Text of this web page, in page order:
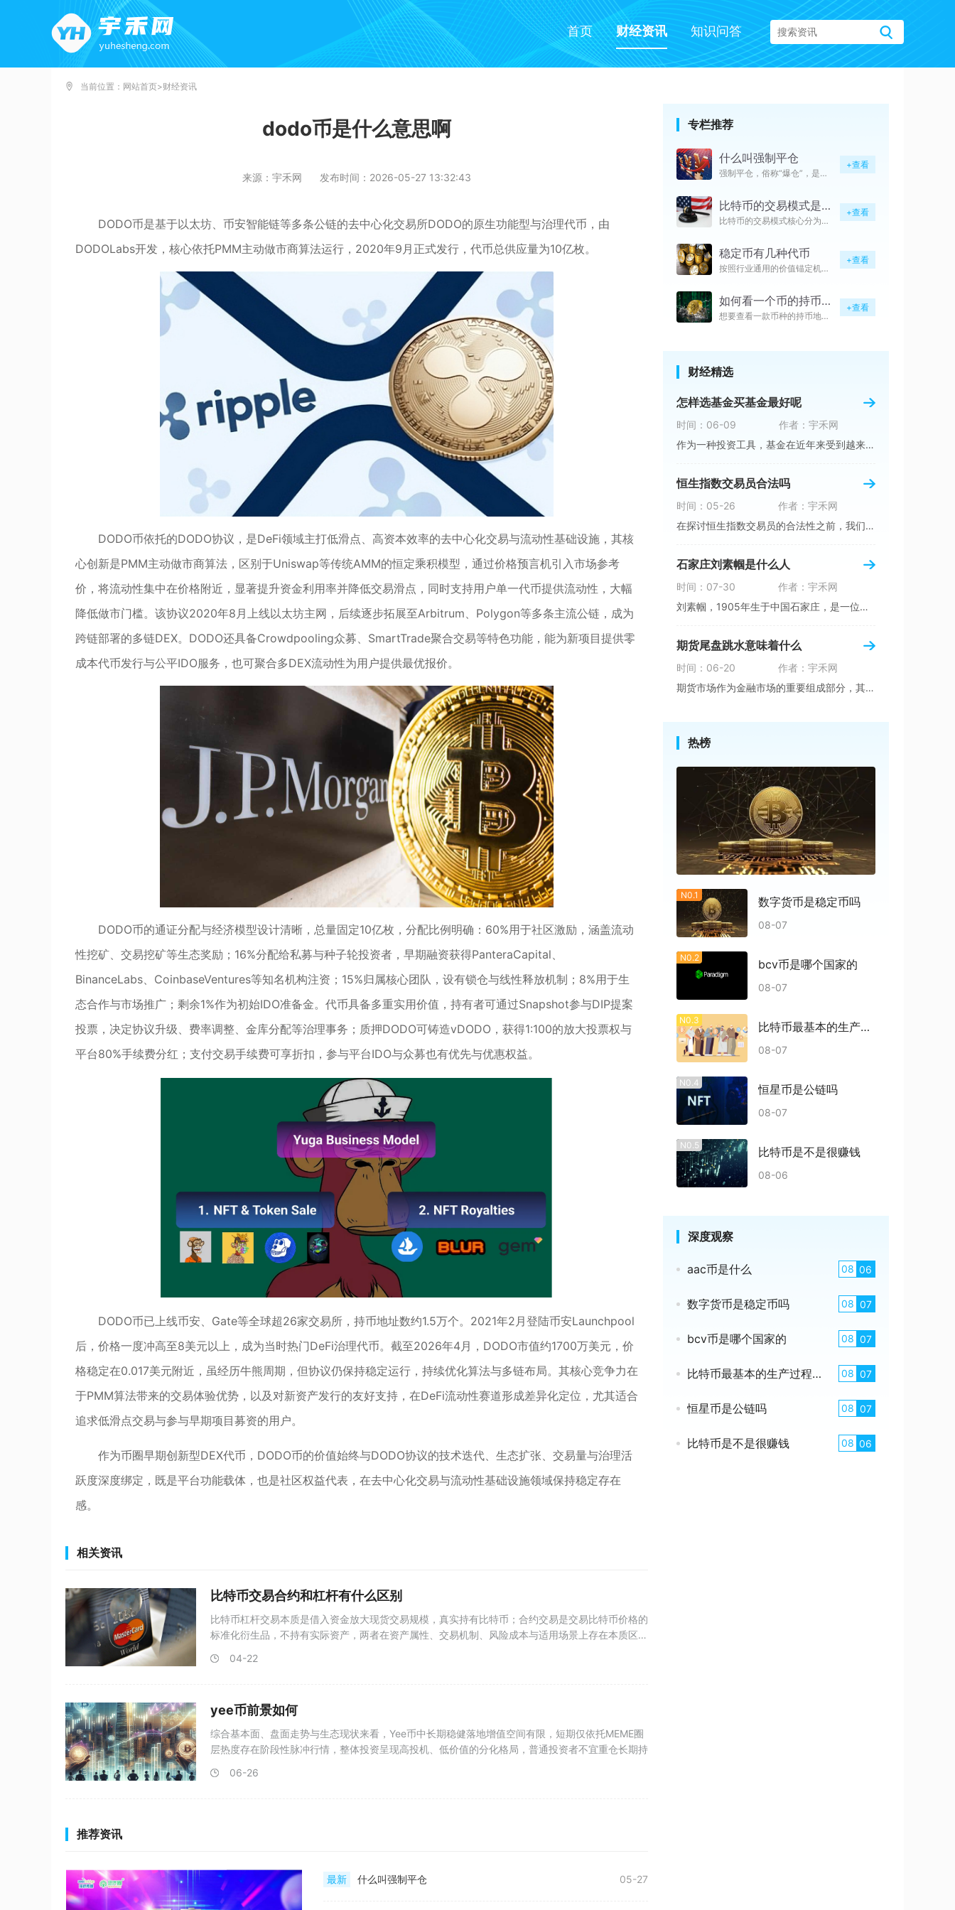
首页 财经资讯 知识问答
当前位置： 网站首页>财经资讯
dodo币是什么意思啊
来源：宇禾网 发布时间：2026-05-27 13:32:43
DODO币是基于以太坊、币安智能链等多条公链的去中心化交易所DODO的原生功能型与治理代币，由
DODOLabs开发，核心依托PMM主动做市商算法运行，2020年9月正式发行，代币总供应量为10亿枚。
DODO币依托的DODO协议，是DeFi领域主打低滑点、高资本效率的去中心化交易与流动性基础设施，其核
心创新是PMM主动做市商算法，区别于Uniswap等传统AMM的恒定乘积模型，通过价格预言机引入市场参考
价，将流动性集中在价格附近，显著提升资金利用率并降低交易滑点，同时支持用户单一代币提供流动性，大幅
降低做市门槛。该协议2020年8月上线以太坊主网，后续逐步拓展至Arbitrum、Polygon等多条主流公链，成为
跨链部署的多链DEX。DODO还具备Crowdpooling众募、SmartTrade聚合交易等特色功能，能为新项目提供零
成本代币发行与公平IDO服务，也可聚合多DEX流动性为用户提供最优报价。
DODO币的通证分配与经济模型设计清晰，总量固定10亿枚，分配比例明确：60%用于社区激励，涵盖流动
性挖矿、交易挖矿等生态奖励；16%分配给私募与种子轮投资者，早期融资获得PanteraCapital、
BinanceLabs、CoinbaseVentures等知名机构注资；15%归属核心团队，设有锁仓与线性释放机制；8%用于生
态合作与市场推广；剩余1%作为初始IDO准备金。代币具备多重实用价值，持有者可通过Snapshot参与DIP提案
投票，决定协议升级、费率调整、金库分配等治理事务；质押DODO可铸造vDODO，获得1:100的放大投票权与
平台80%手续费分红；支付交易手续费可享折扣，参与平台IDO与众募也有优先与优惠权益。
DODO币已上线币安、Gate等全球超26家交易所，持币地址数约1.5万个。2021年2月登陆币安Launchpool
后，价格一度冲高至8美元以上，成为当时热门DeFi治理代币。截至2026年4月，DODO市值约1700万美元，价
格稳定在0.017美元附近，虽经历牛熊周期，但协议仍保持稳定运行，持续优化算法与多链布局。其核心竞争力在
于PMM算法带来的交易体验优势，以及对新资产发行的友好支持，在DeFi流动性赛道形成差异化定位，尤其适合
追求低滑点交易与参与早期项目募资的用户。
作为币圈早期创新型DEX代币，DODO币的价值始终与DODO协议的技术迭代、生态扩张、交易量与治理活
跃度深度绑定，既是平台功能载体，也是社区权益代表，在去中心化交易与流动性基础设施领域保持稳定存在
感。
相关资讯
比特币交易合约和杠杆有什么区别
比特币杠杆交易本质是借入资金放大现货交易规模，真实持有比特币；合约交易是交易比特币价格的
标准化衍生品，不持有实际资产，两者在资产属性、交易机制、风险成本与适用场景上存在本质区
04-22
yee币前景如何
综合基本面、盘面走势与生态现状来看，Yee币中长期稳健落地增值空间有限，短期仅依托MEME圈
层热度存在阶段性脉冲行情，整体投资呈现高投机、低价值的分化格局，普通投资者不宜重仓长期持
06-26
推荐资讯
最新 什么叫强制平仓 05-27
专栏推荐
什么叫强制平仓
强制平仓，俗称“爆仓”，是币圈
+查看
比特币的交易模式是什么
比特币的交易模式核心分为中心化
+查看
稳定币有几种代币
按照行业通用的价值锚定机制划分
+查看
如何看一个币的持币地址
想要查看一款币种的持币地址，优
+查看
财经精选
怎样选基金买基金最好呢
时间：06-09
作者：宇禾网
作为一种投资工具，基金在近年来受到越来越多人
恒生指数交易员合法吗
时间：05-26
作者：宇禾网
在探讨恒生指数交易员的合法性之前，我们首先需
石家庄刘素帼是什么人
时间：07-30
作者：宇禾网
刘素帼，1905年生于中国石家庄，是一位卓越
期货尾盘跳水意味着什么
时间：06-20
作者：宇禾网
期货市场作为金融市场的重要组成部分，其波动性
热榜
N0.1 数字货币是稳定币吗
08-07
N0.2 bcv币是哪个国家的
08-07
N0.3 比特币最基本的生产过程是什么
08-07
N0.4 恒星币是公链吗
08-07
N0.5 比特币是不是很赚钱
08-06
深度观察
aac币是什么 08 06
数字货币是稳定币吗 08 07
bcv币是哪个国家的 08 07
比特币最基本的生产过程是什么 08 07
恒星币是公链吗 08 07
比特币是不是很赚钱 08 06